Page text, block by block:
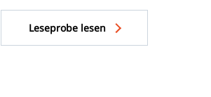
Leseprobe lesen